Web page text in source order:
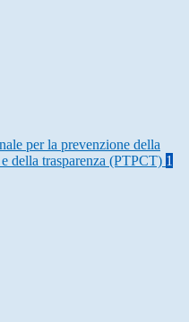
per la prevenzione della
della trasparenza (PTPCT) 1